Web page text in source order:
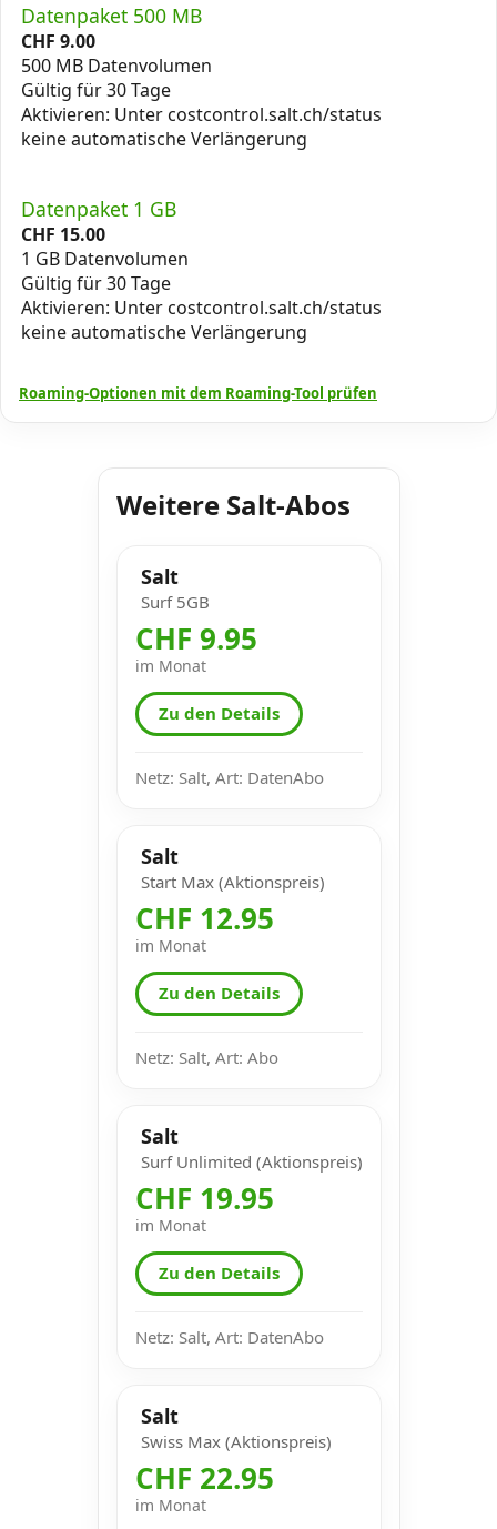
Datenpaket 500 MB
CHF 9.00
500 MB Datenvolumen
Gültig für 30 Tage
Aktivieren: Unter costcontrol.salt.ch/status
keine automatische Verlängerung
Datenpaket 1 GB
CHF 15.00
1 GB Datenvolumen
Gültig für 30 Tage
Aktivieren: Unter costcontrol.salt.ch/status
keine automatische Verlängerung
Roaming-Optionen mit dem Roaming-Tool prüfen
Weitere Salt-Abos
Salt
Surf 5GB
CHF 9.95
im Monat
Zu den Details
Netz: Salt, Art: DatenAbo
Salt
Start Max (Aktionspreis)
CHF 12.95
im Monat
Zu den Details
Netz: Salt, Art: Abo
Salt
Surf Unlimited (Aktionspreis)
CHF 19.95
im Monat
Zu den Details
Netz: Salt, Art: DatenAbo
Salt
Swiss Max (Aktionspreis)
CHF 22.95
im Monat